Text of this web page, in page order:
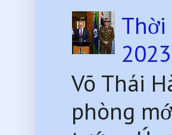
Thời
2023
Võ Thái
phòng